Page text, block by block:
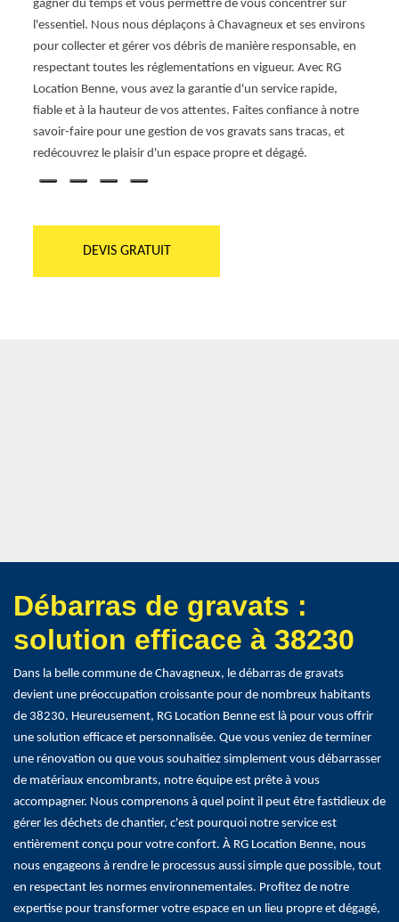
gagner du temps et vous permettre de vous concentrer sur
l'essentiel. Nous nous déplaçons à Chavagneux et ses environs
pour collecter et gérer vos débris de manière responsable, en
respectant toutes les réglementations en vigueur. Avec RG
Location Benne, vous avez la garantie d'un service rapide,
fiable et à la hauteur de vos attentes. Faites confiance à notre
savoir-faire pour une gestion de vos gravats sans tracas, et
redécouvrez le plaisir d'un espace propre et dégagé.
DEVIS GRATUIT
Débarras de gravats :
solution efficace à 38230
Dans la belle commune de Chavagneux, le débarras de gravats
devient une préoccupation croissante pour de nombreux habitants
de 38230. Heureusement, RG Location Benne est là pour vous offrir
une solution efficace et personnalisée. Que vous veniez de terminer
une rénovation ou que vous souhaitiez simplement vous débarrasser
de matériaux encombrants, notre équipe est prête à vous
accompagner. Nous comprenons à quel point il peut être fastidieux de
gérer les déchets de chantier, c'est pourquoi notre service est
entièrement conçu pour votre confort. À RG Location Benne, nous
nous engageons à rendre le processus aussi simple que possible, tout
en respectant les normes environnementales. Profitez de notre
expertise pour transformer votre espace en un lieu propre et dégagé,